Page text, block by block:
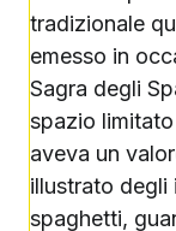
tradizionale
emesso in
Sagra degli
spazio
aveva un
illustrato degli
spaghetti,